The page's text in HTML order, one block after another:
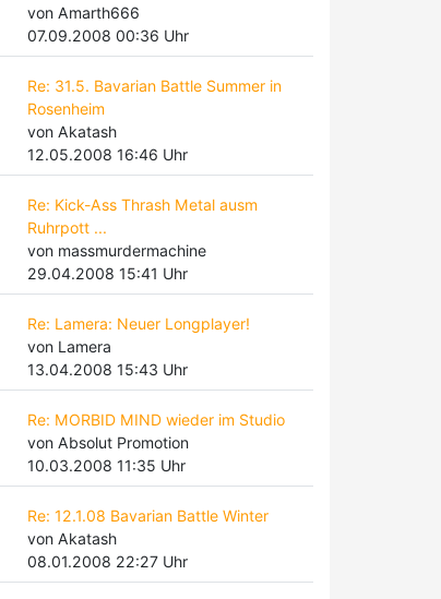
von Amarth666
07.09.2008 00:36 Uhr
Re: 31.5. Bavarian Battle Summer in
Rosenheim
von Akatash
12.05.2008 16:46 Uhr
Re: Kick-Ass Thrash Metal ausm
Ruhrpott ...
von massmurdermachine
29.04.2008 15:41 Uhr
Re: Lamera: Neuer Longplayer!
von Lamera
13.04.2008 15:43 Uhr
Re: MORBID MIND wieder im Studio
von Absolut Promotion
10.03.2008 11:35 Uhr
Re: 12.1.08 Bavarian Battle Winter
von Akatash
08.01.2008 22:27 Uhr